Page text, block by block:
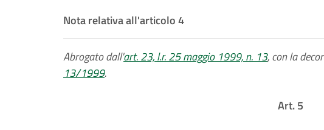
Nota relativa all'articolo 4
Abrogato dall'art. 23, l.r. 25 maggio 1999, n. 13, con la
13/1999.
Art. 5